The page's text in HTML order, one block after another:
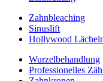
Zahnbleaching
Sinuslift
Hollywood
Wurzelbehandlung
Professionelles